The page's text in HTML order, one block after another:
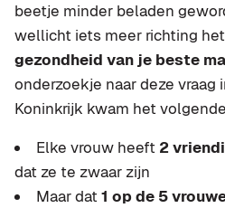
beetje minder beladen
wellicht iets meer richting het
gezondheid van je beste
onderzoekje naar deze vraag
Koninkrijk kwam het
Elke vrouw heeft 2
dat ze te zwaar zijn
Maar dat 1 op de 5